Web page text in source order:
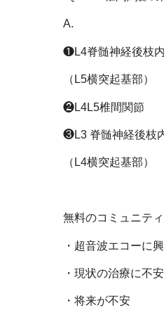
A.
❶L4脊髄神経後枝
（ L5横突起基部）
❷L4L5椎間関節
❸L3 脊髄神経後枝
（ L4横突起基部）
無料のコミュニテ
・超音波エコーに
・現状の治療に不
・将来が不安